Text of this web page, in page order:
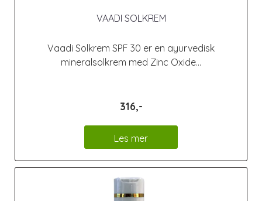
VAADI SOLKREM
Vaadi Solkrem SPF 30 er en ayurvedisk
mineralsolkrem med Zinc Oxide...
316,-
Les mer